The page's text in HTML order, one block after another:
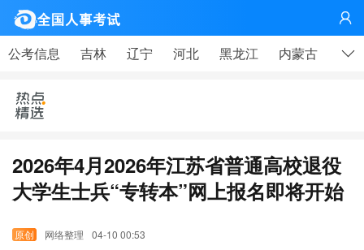

公考信息 吉林 辽宁 河北 黑龙江 内蒙古 山东
2026年4月2026年江苏省普通高校退役
大学生士兵“专转本”网上报名即将开始
网络整理 04-10 00:53